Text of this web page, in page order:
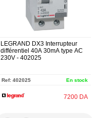
LEGRAND DX3 Interrupteur
différentiel 40A 30mA type AC
230V - 402025
Ref: 402025 En stock
7200 DA